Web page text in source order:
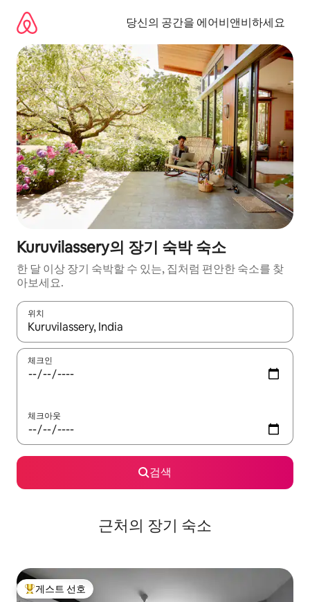
당신의 공간을 에어비앤비하세요
Kuruvilassery의 장기 숙박 숙소
한 달 이상 장기 숙박할 수 있는, 집처럼 편안한 숙소를 찾
아보세요.
위치
결과가 나오면 위·아래 화살표 키를 사용하거나 터치 또는 스와이
체크인
체크아웃
검색
근처의 장기 숙소
상위 게스트 선호
게스트 선호